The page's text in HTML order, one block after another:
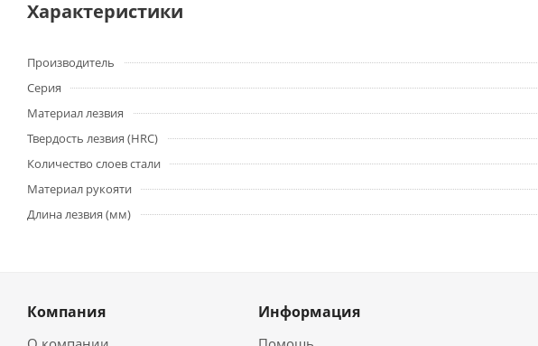
Характеристики
Производитель
Серия
Материал лезвия
Твердость лезвия (HRC)
Количество слоев стали
Материал рукояти
Длина лезвия (мм)
Компания Информация